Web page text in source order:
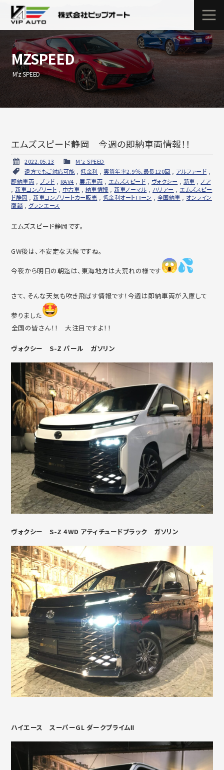
MZSPEED
M'z SPEED
エムズスピード静岡 今週の即納車両情報！！
2022.05.13
M'z SPEED
遠方でもご対応可能 ,低金利 実質年率2.9％、最長120回 アルファード
即納車両
プラド RAV4 展示車両 エムズスピード ヴォクシー 新車
ノア
,新車コンプリート 中古車 納車情報 ,新車ノーマル ハリアー
エムズスピー
ド静岡 ,新車コンプリートカー販売 低金利オートローン 全国納車
オンライン
商談, グランエース
エムズスピード静岡です。
GW後は、不安定な天候ですね。
今夜から明日の朝迄は、東海地方は大荒れの様です
さて、そんな天気も吹き飛ばす情報です！今週は即納車両が入庫して
参りました
⁡全国の皆さん！！ 大注目ですよ！！
ヴォクシー S-Z パール ガソリン
ヴォクシー S-Z 4WD アティチュードブラック ガソリン
ハイエース スーパーGL ダークプライムⅡ